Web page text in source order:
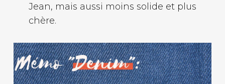
Jean, mais aussi moins solide et plus
chère.